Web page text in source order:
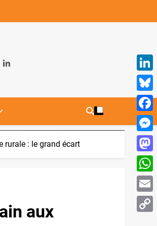
rurale : le grand écart
aux
Email